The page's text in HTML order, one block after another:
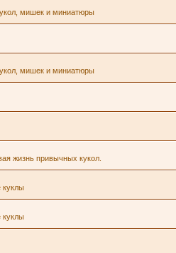
мишек и миниатюры
мишек и миниатюры
жизнь привычных кукол.
куклы
куклы